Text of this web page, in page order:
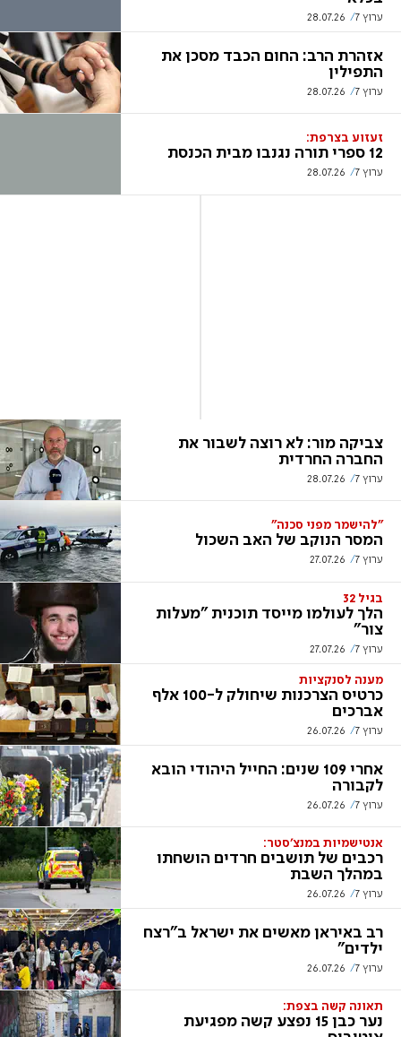
ערוץ 7 28.07.26
אזהרת הרב: החום הכבד מסכן את
התפילין
ערוץ 7 28.07.26
זעזוע בצרפת:
12 ספרי תורה נגנבו מבית הכנסת
ערוץ 7 28.07.26
צביקה מור: לא רוצה לשבור את
החברה החרדית
ערוץ 7 28.07.26
"להישמר מפני סכנה"
המסר הנוקב של האב השכול
ערוץ 7 27.07.26
בגיל 32
הלך לעולמו מייסד תוכנית "מעלות
צור"
ערוץ 7 27.07.26
מענה לסנקציות
כרטיס הצרכנות שיחולק ל-100 אלף
אברכים
ערוץ 7 26.07.26
אחרי 109 שנים: החייל היהודי הובא
לקבורה
ערוץ 7 26.07.26
אנטישמיות במנצ'סטר:
רכבים של תושבים חרדים הושחתו
במהלך השבת
ערוץ 7 26.07.26
רב באיראן מאשים את ישראל ב"רצח
ילדים"
ערוץ 7 26.07.26
תאונה קשה בצפת:
נער כבן 15 נפצע קשה מפגיעת